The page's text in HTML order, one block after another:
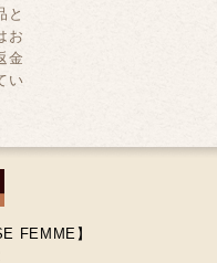
と
お
金
い
FEMME】